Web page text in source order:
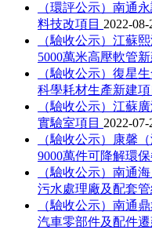
（環評公示）南通
料技改項目 2022-08-
（驗收公示）江蘇
5000萬米高壓軟管新
（驗收公示）復星
科學耗材生產新建項
（驗收公示）江蘇
實驗室項目 2022-07-
（驗收公示）康馨
9000萬件可降解環
（驗收公示）南通
污水處理廠及配套管
（驗收公示）南通
汽車零部件及配件遷